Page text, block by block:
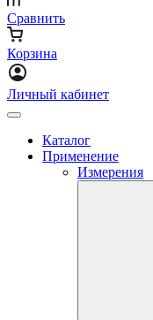
Сравнить
Корзина
Личный кабинет
Каталог
Применение
Измерения